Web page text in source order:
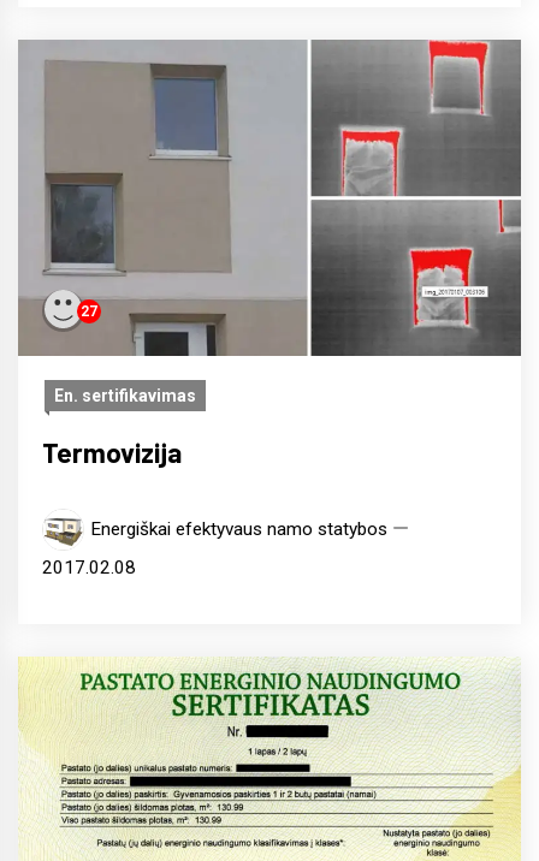
27
En. sertifikavimas
Termovizija
Energiškai efektyvaus namo statybos
2017.02.08